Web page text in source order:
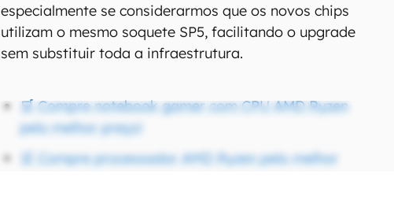
especialmente se considerarmos que os novos chips
utilizam o mesmo soquete SP5, facilitando o upgrade
sem substituir toda a infraestrutura.